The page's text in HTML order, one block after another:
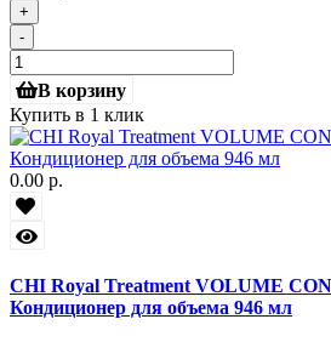
+
-
В корзину
Купить в 1 клик
0.00 р.
CHI Royal Treatment VOLUME
Кондиционер для объема 946 мл